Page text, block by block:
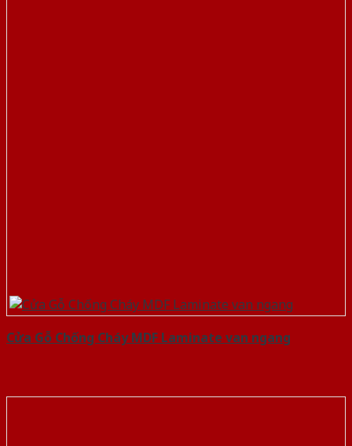
Cửa Gỗ Chống Cháy MDF Laminate van ngang